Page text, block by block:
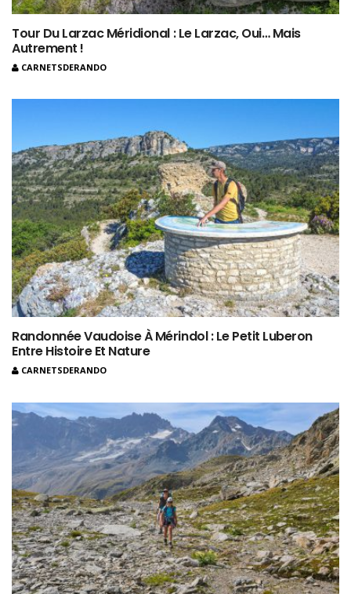
Tour Du Larzac Méridional : Le Larzac, Oui… Mais
Autrement !
CARNETSDERANDO
Randonnée Vaudoise À Mérindol : Le Petit Luberon
Entre Histoire Et Nature
CARNETSDERANDO